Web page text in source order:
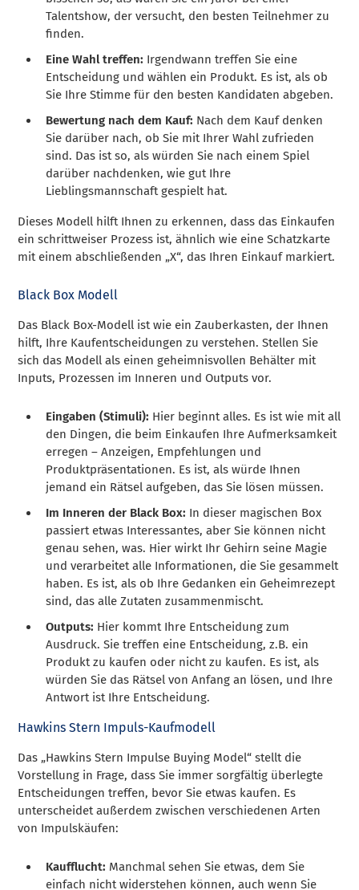
Talentshow, der versucht, den besten Teilnehmer zu
finden.
Eine Wahl treffen: Irgendwann treffen Sie eine
Entscheidung und wählen ein Produkt. Es ist, als ob
Sie Ihre Stimme für den besten Kandidaten abgeben.
Bewertung nach dem Kauf: Nach dem Kauf denken
Sie darüber nach, ob Sie mit Ihrer Wahl zufrieden
sind. Das ist so, als würden Sie nach einem Spiel
darüber nachdenken, wie gut Ihre
Lieblingsmannschaft gespielt hat.
Dieses Modell hilft Ihnen zu erkennen, dass das Einkaufen
ein schrittweiser Prozess ist, ähnlich wie eine Schatzkarte
mit einem abschließenden „X“, das Ihren Einkauf markiert.
Black Box Modell
Das Black Box-Modell ist wie ein Zauberkasten, der Ihnen
hilft, Ihre Kaufentscheidungen zu verstehen. Stellen Sie
sich das Modell als einen geheimnisvollen Behälter mit
Inputs, Prozessen im Inneren und Outputs vor.
Eingaben (Stimuli): Hier beginnt alles. Es ist wie mit all
den Dingen, die beim Einkaufen Ihre Aufmerksamkeit
erregen – Anzeigen, Empfehlungen und
Produktpräsentationen. Es ist, als würde Ihnen
jemand ein Rätsel aufgeben, das Sie lösen müssen.
Im Inneren der Black Box: In dieser magischen Box
passiert etwas Interessantes, aber Sie können nicht
genau sehen, was. Hier wirkt Ihr Gehirn seine Magie
und verarbeitet alle Informationen, die Sie gesammelt
haben. Es ist, als ob Ihre Gedanken ein Geheimrezept
sind, das alle Zutaten zusammenmischt.
Outputs: Hier kommt Ihre Entscheidung zum
Ausdruck. Sie treffen eine Entscheidung, z.B. ein
Produkt zu kaufen oder nicht zu kaufen. Es ist, als
würden Sie das Rätsel von Anfang an lösen, und Ihre
Antwort ist Ihre Entscheidung.
Hawkins Stern Impuls-Kaufmodell
Das „Hawkins Stern Impulse Buying Model“ stellt die
Vorstellung in Frage, dass Sie immer sorgfältig überlegte
Entscheidungen treffen, bevor Sie etwas kaufen. Es
unterscheidet außerdem zwischen verschiedenen Arten
von Impulskäufen:
Kaufflucht: Manchmal sehen Sie etwas, dem Sie
einfach nicht widerstehen können, auch wenn Sie